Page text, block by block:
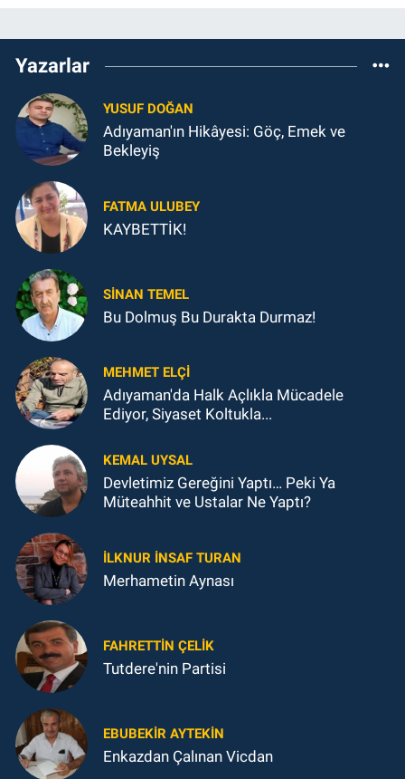
Yazarlar
YUSUF DOĞAN
Adıyaman'ın Hikâyesi: Göç, Emek ve
Bekleyiş
FATMA ULUBEY
KAYBETTİK!
SINAN TEMEL
Bu Dolmuş Bu Durakta Durmaz!
MEHMET ELÇI
Adıyaman'da Halk Açlıkla Mücadele
Ediyor, Siyaset Koltukla...
KEMAL UYSAL
Devletimiz Gereğini Yaptı… Peki Ya
Müteahhit ve Ustalar Ne Yaptı?
İLKNUR İNSAF TURAN
Merhametin Aynası
FAHRETTIN ÇELİK
Tutdere'nin Partisi
EBUBEKIR AYTEKIN
Enkazdan Çalınan Vicdan